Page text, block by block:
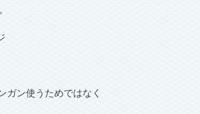
ガン使うためではなく